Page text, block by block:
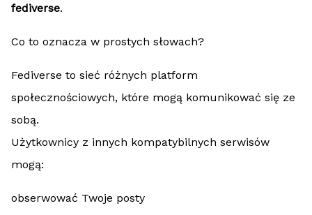
fediverse.
Co to oznacza w prostych słowach?
Fediverse to sieć różnych platform
społecznościowych, które mogą komunikować się ze
sobą.
Użytkownicy z innych kompatybilnych serwisów
mogą:
obserwować Twoje posty